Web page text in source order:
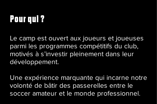
Pour qui ?
Le camp est ouvert aux joueurs et joueuses
parmi les programmes compétitifs du club,
motivés à s’investir pleinement dans leur
développement.
Une expérience marquante qui incarne notre
volonté de bâtir des passerelles entre le
soccer amateur et le monde professionnel.